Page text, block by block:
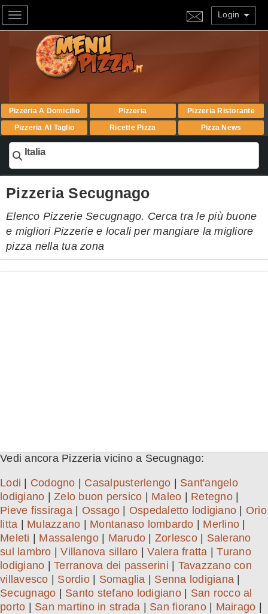
Toggle navigation Login
Pizzeria A Domicilio Pizzeria
Pizzeria Ristorante
Pizzeria Al Taglio
Ricette Pizza Pizza News
Italia
Pizzeria Secugnago
Elenco Pizzerie Secugnago. Cerca tra le più buone
e migliori Pizzerie e locali per mangiare la migliore
pizza nella tua zona
Vedi ancora Pizzeria vicino a Secugnago:
Lodi Codogno Casalpusterlengo
Sant'angelo
lodigiano
Zelo buon persico Maleo Retegno|
Pieve fissiraga| Ossago Ospedaletto lodigiano
Orio
litta
Mulazzano Montanaso lombardo Merlino
Meleti
Massalengo| Marudo Zorlesco| Salerano
sul lambro |Villanova sillaro |Valera fratta |Turano
lodigiano
Terranova dei passerini
Tavazzano con
villavesco
Sordio| Somaglia Senna lodigiana
Secugnago
Santo stefano lodigiano| San rocco al
porto
San martino in strada San fiorano| Mairago